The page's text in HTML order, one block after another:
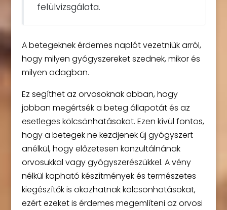
felülvizsgálata.
A betegeknek érdemes naplót vezetniük arról,
hogy milyen gyógyszereket szednek, mikor és
milyen adagban.
Ez segíthet az orvosoknak abban, hogy
jobban megértsék a beteg állapotát és az
esetleges kölcsönhatásokat. Ezen kívül fontos,
hogy a betegek ne kezdjenek új gyógyszert
anélkül, hogy előzetesen konzultálnának
orvosukkal vagy gyógyszerészükkel. A vény
nélkül kapható készítmények és természetes
kiegészítők is okozhatnak kölcsönhatásokat,
ezért ezeket is érdemes megemlíteni az orvosi